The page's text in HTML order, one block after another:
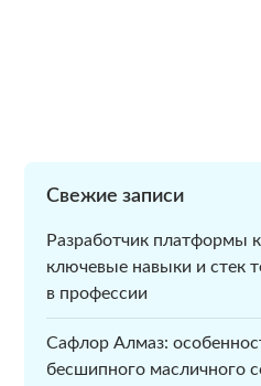
Свежие записи
Разработчик платформы
ключевые навыки и стек
в профессии
Сафлор Алмаз:
бесшипного масличного